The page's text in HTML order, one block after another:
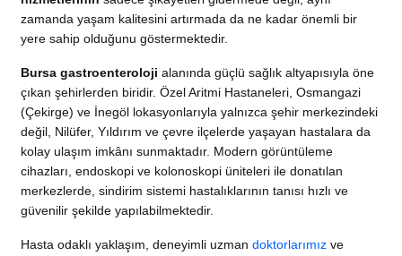
zamanda yaşam kalitesini artırmada da ne kadar önemli bir
yere sahip olduğunu göstermektedir.
Bursa gastroenteroloji alanında güçlü sağlık altyapısıyla öne
çıkan şehirlerden biridir. Özel Aritmi Hastaneleri, Osmangazi
(Çekirge) ve İnegöl lokasyonlarıyla yalnızca şehir merkezindeki
değil, Nilüfer, Yıldırım ve çevre ilçelerde yaşayan hastalara da
kolay ulaşım imkânı sunmaktadır. Modern görüntüleme
cihazları, endoskopi ve kolonoskopi üniteleri ile donatılan
merkezlerde, sindirim sistemi hastalıklarının tanısı hızlı ve
güvenilir şekilde yapılabilmektedir.
Hasta odaklı yaklaşım, deneyimli uzmandoktorlarımız ve